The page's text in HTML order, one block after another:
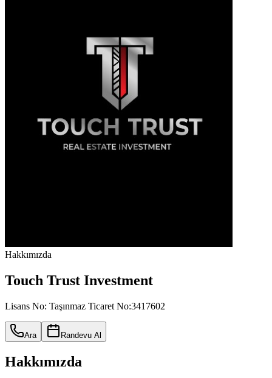
Hakkımızda
Touch Trust Investment
Lisans No: Taşınmaz Ticaret No:3417602
Ara Randevu Al
Hakkımızda